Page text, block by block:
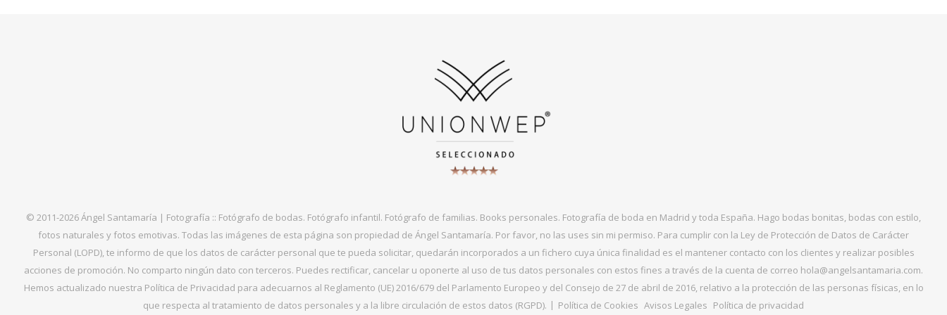
© 2011-2026 Ángel Santamaría | Fotografía :: Fotógrafo de bodas. Fotógrafo infantil. Fotógrafo de familias. Books personales. Fotografía de boda en Madrid y toda España. Hago bodas bonitas, bodas con estilo,
fotos naturales y fotos emotivas. Todas las imágenes de esta página son propiedad de Ángel Santamaría. Por favor, no las uses sin mi permiso. Para cumplir con la Ley de Protección de Datos de Carácter
Personal (LOPD), te informo de que los datos de carácter personal que te pueda solicitar, quedarán incorporados a un fichero cuya única finalidad es el mantener contacto con los clientes y realizar posibles
acciones de promoción. No comparto ningún dato con terceros. Puedes rectificar, cancelar u oponerte al uso de tus datos personales con estos fines a través de la cuenta de correo hola@angelsantamaria.com.
Hemos actualizado nuestra Política de Privacidad para adecuarnos al Reglamento (UE) 2016/679 del Parlamento Europeo y del Consejo de 27 de abril de 2016, relativo a la protección de las personas físicas, en lo
que respecta al tratamiento de datos personales y a la libre circulación de estos datos (RGPD).
Política de Cookies Avisos Legales Política de privacidad